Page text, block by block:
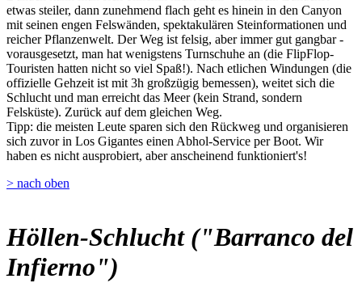
etwas steiler, dann zunehmend flach geht es hinein in den Canyon
mit seinen engen Felswänden, spektakulären Steinformationen und
reicher Pflanzenwelt. Der Weg ist felsig, aber immer gut gangbar -
vorausgesetzt, man hat wenigstens Turnschuhe an (die FlipFlop-
Touristen hatten nicht so viel Spaß!). Nach etlichen Windungen (die
offizielle Gehzeit ist mit 3h großzügig bemessen), weitet sich die
Schlucht und man erreicht das Meer (kein Strand, sondern
Felsküste). Zurück auf dem gleichen Weg.
Tipp: die meisten Leute sparen sich den Rückweg und organisieren
sich zuvor in Los Gigantes einen Abhol-Service per Boot. Wir
haben es nicht ausprobiert, aber anscheinend funktioniert's!
> nach oben
Höllen-Schlucht ("Barranco del
Infierno")